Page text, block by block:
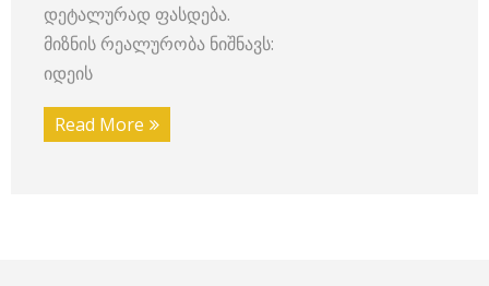
დეტალურად ფასდება.
მიზნის რეალურობა ნიშნავს:
იდეის
Read More